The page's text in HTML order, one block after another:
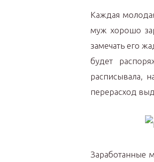
Каждая
муж хорошо
замечать его
будет
расписывала,
перерасход
Заработанные